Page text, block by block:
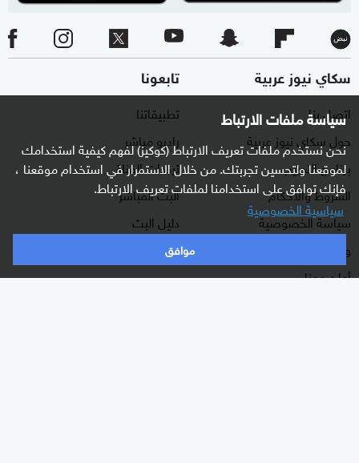
سياسة ملفات الارتباط
نحن نستخدم ملفات تعريف الارتباط (كوكيز) لفهم كيفية استخدامك
لموقعنا ولتحسين تجربتك. من خلال الاستمرار في استخدام موقعنا ،
فإنك توافق على استخدامنا لملفات تعريف الارتباط.
سياسية الخصوصية
موافق
سكاي نيوز عربية
اتصل بنا
حول سكاي نيوز عربية
برنامج التدريب
الشروط والأحكام
سياسة الخصوصية
وظائف شاغرة
أعلن معنا
تابعونا
تطبيقاتنا
راديو مباشر
ترددات القناة
البث المباشر
دليل البث